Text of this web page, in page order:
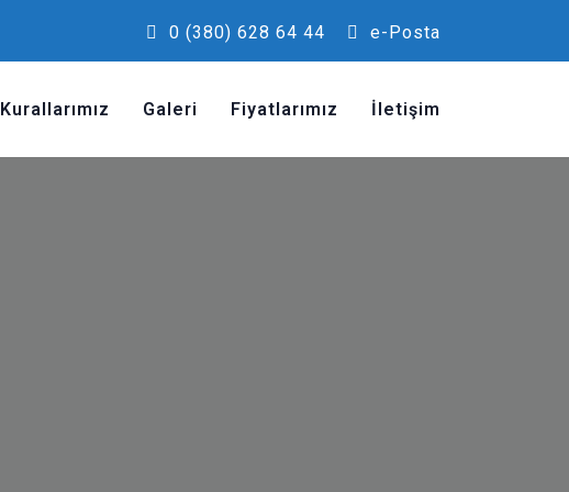
0 (380) 628 64 44 e-Posta
Kurallarımız Galeri Fiyatlarımız İletişim